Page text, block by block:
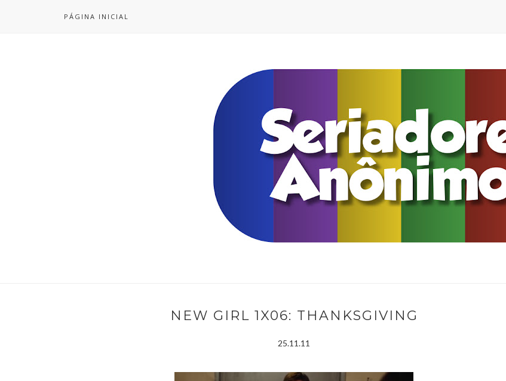
PÁGINA INICIAL
NEW GIRL 1X06: THANKSGIVING
25.11.11